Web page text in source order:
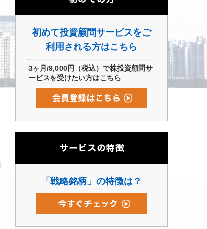
初めて投資顧問サービスをご
利用される方はこちら
3ヶ月/9,000円（税込）で株投資顧問サ
ービスを受けたい方はこちら
「戦略銘柄」の特徴は？